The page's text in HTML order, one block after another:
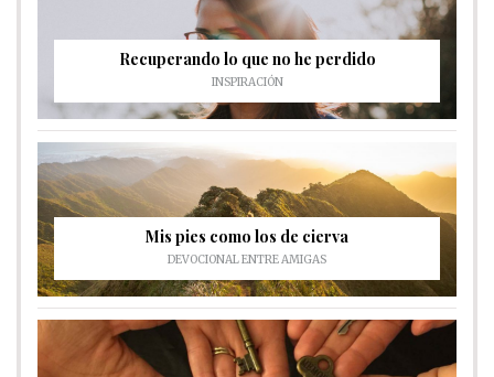
Recuperando lo que no he perdido
INSPIRACIÓN
Mis pies como los de cierva
DEVOCIONAL ENTRE AMIGAS